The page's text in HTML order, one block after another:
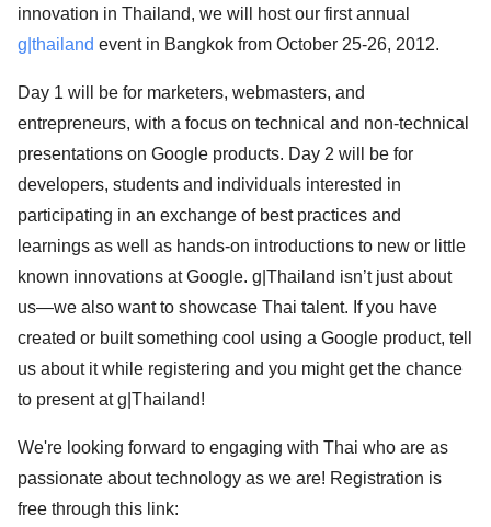
g|thailand event in Bangkok from October 25-26, 2012.
Day 1 will be for marketers, webmasters, and
entrepreneurs, with a focus on technical and non-technical
presentations on Google products. Day 2 will be for
developers, students and individuals interested in
participating in an exchange of best practices and
learnings as well as hands-on introductions to new or little
known innovations at Google. g|Thailand isn’t just about
us—we also want to showcase Thai talent. If you have
created or built something cool using a Google product, tell
us about it while registering and you might get the chance
to present at g|Thailand!
We're looking forward to engaging with Thai who are as
passionate about technology as we are! Registration is